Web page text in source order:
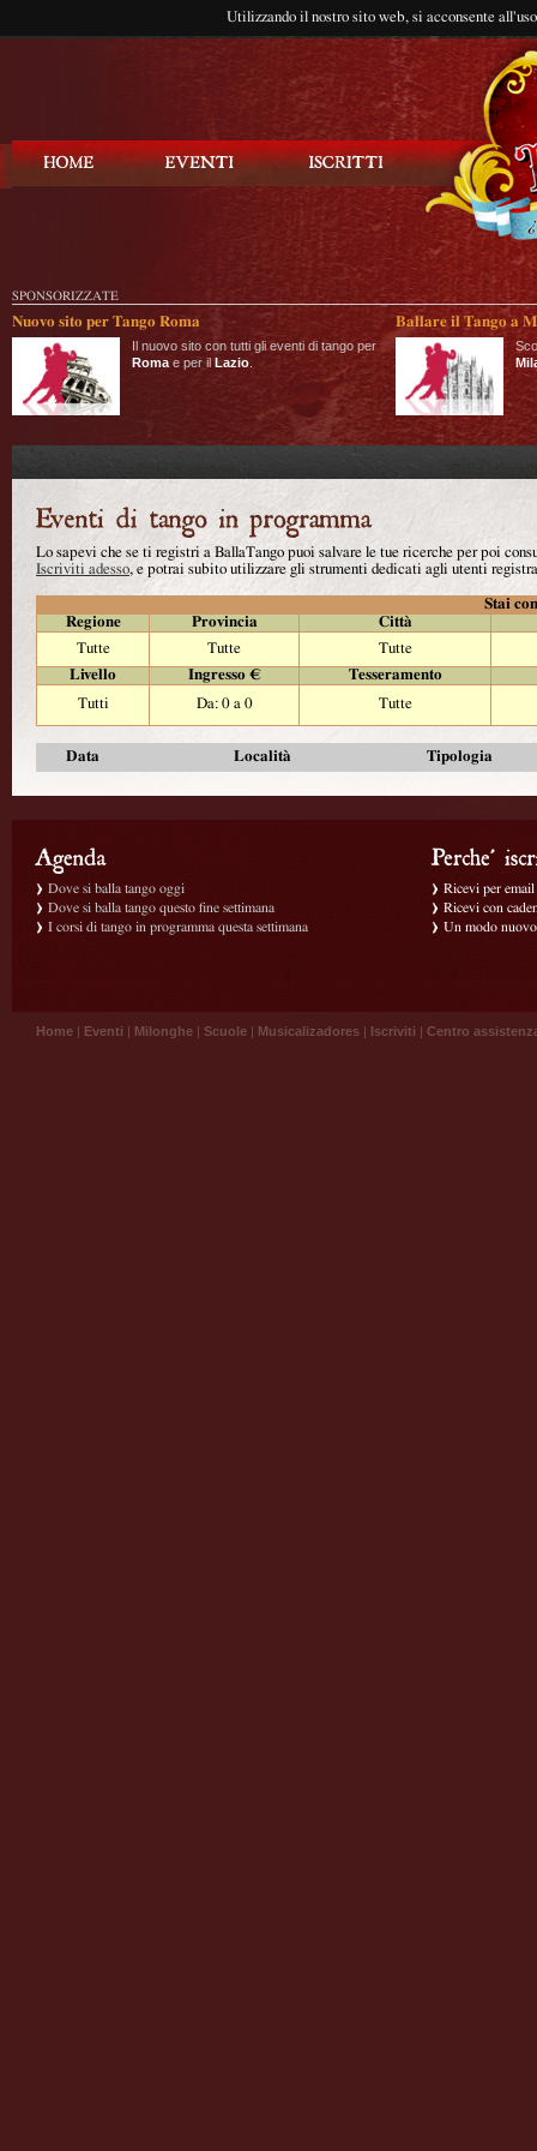
Utilizzando il nostro sito web, si acconsente
SPONSORIZZATE
Nuovo sito per Tango Roma
Il nuovo sito con tutti gli eventi di tango per
Roma e per il Lazio
Ballare il Tango a
Lo sapevi che se ti registri a BallaTango puoi salvare le tue ricerche per poi
Iscriviti adesso, e potrai subito utilizzare gli strumenti dedicati agli utenti
Stai
Regione
Provincia
Città
Tutte
Tutte
Tutte
Livello
Ingresso €
Tesseramento
Tutti
Da: 0 a 0 Tutte
Data Località Tipologia
Dove si balla tango oggi
Dove si balla tango questo fine settimana
I corsi di tango in programma questa settimana
Ricevi per
Ricevi con
Un modo
Home | Eventi | Milonghe | Scuole | Musicalizadores | Iscriviti | Centro